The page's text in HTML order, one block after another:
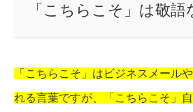
「こちらこそ」は敬語
「こちらこそ」はビジネスメール
れる言葉ですが、「こちらこそ」